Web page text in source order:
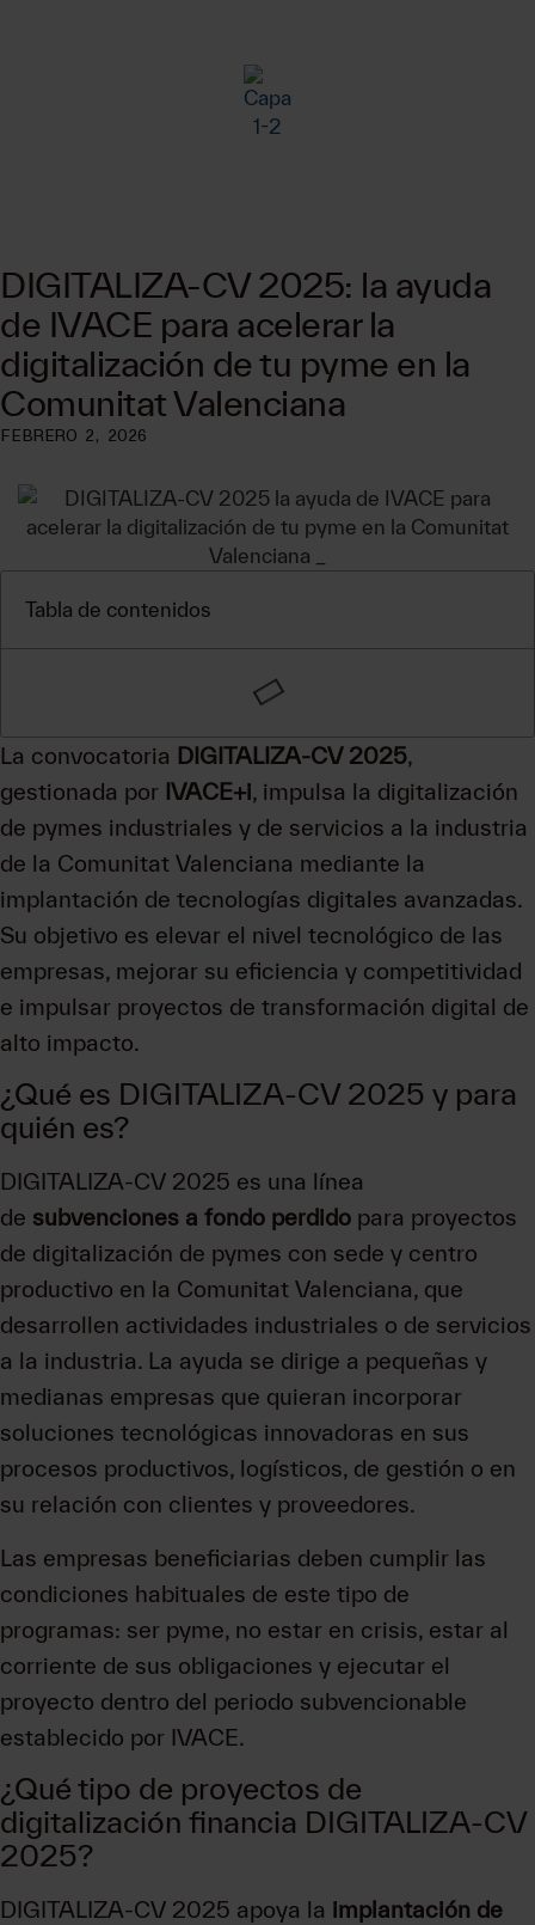
DIGITALIZA-CV 2025: la ayuda
de IVACE para acelerar la
digitalización de tu pyme en la
Comunitat Valenciana
FEBRERO 2, 2026
Tabla de contenidos
La convocatoria DIGITALIZA-CV 2025,
gestionada por IVACE+i, impulsa la digitalización
de pymes industriales y de servicios a la industria
de la Comunitat Valenciana mediante la
implantación de tecnologías digitales avanzadas.
Su objetivo es elevar el nivel tecnológico de las
empresas, mejorar su eficiencia y competitividad
e impulsar proyectos de transformación digital de
alto impacto.
¿Qué es DIGITALIZA-CV 2025 y para
quién es?
DIGITALIZA-CV 2025 es una línea
de subvenciones a fondo perdido para proyectos
de digitalización de pymes con sede y centro
productivo en la Comunitat Valenciana, que
desarrollen actividades industriales o de servicios
a la industria. La ayuda se dirige a pequeñas y
medianas empresas que quieran incorporar
soluciones tecnológicas innovadoras en sus
procesos productivos, logísticos, de gestión o en
su relación con clientes y proveedores.
Las empresas beneficiarias deben cumplir las
condiciones habituales de este tipo de
programas: ser pyme, no estar en crisis, estar al
corriente de sus obligaciones y ejecutar el
proyecto dentro del periodo subvencionable
establecido por IVACE.
¿Qué tipo de proyectos de
digitalización financia DIGITALIZA-CV
2025?
DIGITALIZA-CV 2025 apoya la implantación de